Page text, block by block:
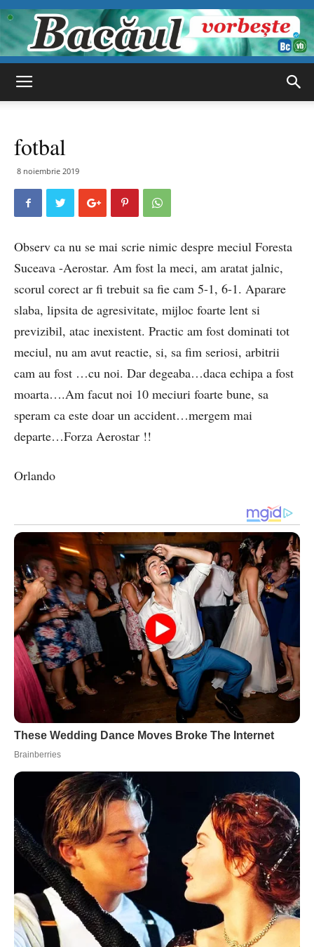
fotbal
8 noiembrie 2019
Observ ca nu se mai scrie nimic despre meciul Foresta
Suceava -Aerostar. Am fost la meci, am aratat jalnic,
scorul corect ar fi trebuit sa fie cam 5-1, 6-1. Aparare
slaba, lipsita de agresivitate, mijloc foarte lent si
previzibil, atac inexistent. Practic am fost dominati tot
meciul, nu am avut reactie, si, sa fim seriosi, arbitrii
cam au fost …cu noi. Dar degeaba…daca echipa a fost
moarta….Am facut noi 10 meciuri foarte bune, sa
speram ca este doar un accident…mergem mai
departe…Forza Aerostar !!
Orlando